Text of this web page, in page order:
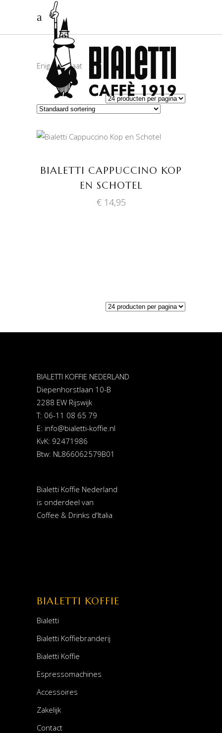
Enig resultaat
BIALETTI CAPPUCCINO KOP
EN SCHOTEL
€14,95
BIALETTI KOFFIE NEDERLAND
Diepenhorstlaan 10-B
2288 EW Rijswijk
T: 06-11 08 65 79
E: info@bialetti-koffie.nl
KvK: 92471986
Btw: NL866062579B01
Bialetti Koffie Nederland
is onderdeel van
Coffee & Drinks d'Italia
BIALETTI KOFFIE
Bialetti
Bialetti Koffiebranderij
Bialetti Koffie
Espressomachines
Accessoires
Zakelijk
Contact